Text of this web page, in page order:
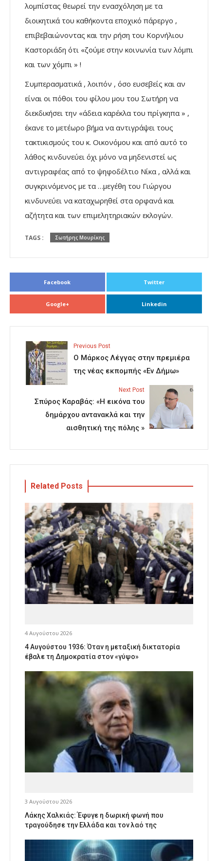
λομπίστας θεωρεί την ενασχόληση με τα
διοικητικά του καθήκοντα εποχικό πάρεργο ,
επιβεβαιώνοντας και την ρήση του Κορνήλιου
Καστοριάδη ότι «ζούμε στην κοινωνία των λόμπι
και των χόμπι » !
Συμπερασματικά , λοιπόν , όσο ευσεβείς και αν
είναι οι πόθοι του φίλου μου του Σωτήρη να
διεκδικήσει την «άδεια καρέκλα του πρίγκηπα » ,
έκανε το μετέωρο βήμα να αντιγράψει τους
τακτικισμούς του κ. Οικονόμου και από αυτό το
λάθος κινδυνεύει όχι μόνο να μηδενιστεί ως
αντιγραφέας από το ψηφοδέλτιο Νίκα , αλλά και
συγκρινόμενος με τα …μεγέθη του Γιώργου
κινδυνεύει να καταχωρηθεί στα ορφανά και
αζήτητα και των επιμελητηριακών εκλογών.
TAGS : Σωτήρης Μουρίκης
Facebook Twitter
Google+ Linkedin
Previous Post
Ο Μάρκος Λέγγας στην πρεμιέρα
της νέας εκπομπής «Εν Δήμω»
Next Post
Σπύρος Καραβάς: «Η εικόνα του
δημάρχου αντανακλά και την
αισθητική της πόλης »
Related Posts
4 Αυγούστου 2026
4 Αυγούστου 1936: Όταν η μεταξική δικτατορία
έβαλε τη Δημοκρατία στον «γύψο»
3 Αυγούστου 2026
Λάκης Χαλκιάς: Έφυγε η δωρική φωνή που
τραγούδησε την Ελλάδα και τον λαό της